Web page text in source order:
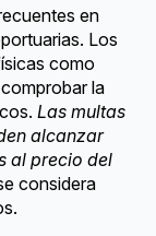
en
Los
como
la
Las multas
alcanzar
al precio del
considera